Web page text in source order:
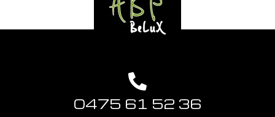
0475 61 52 36